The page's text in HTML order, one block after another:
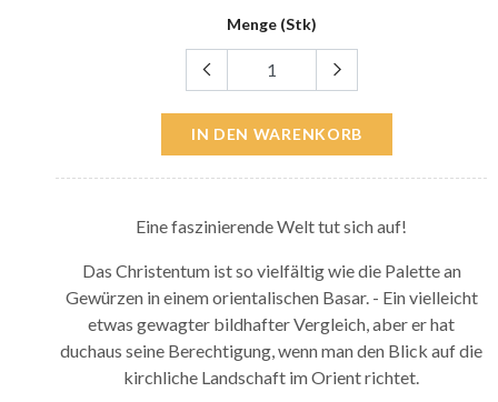
Menge (Stk)
IN DEN WARENKORB
Eine faszinierende Welt tut sich auf!
Das Christentum ist so vielfältig wie die Palette an
Gewürzen in einem orientalischen Basar. - Ein vielleicht
etwas gewagter bildhafter Vergleich, aber er hat
duchaus seine Berechtigung, wenn man den Blick auf die
kirchliche Landschaft im Orient richtet.